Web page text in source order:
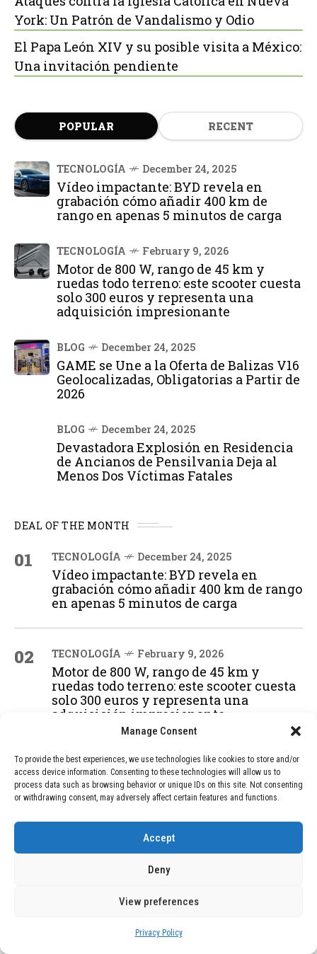
Manage Consent
To provide the best experiences, we use technologies like cookies to store and/or
access device information. Consenting to these technologies will allow us to
process data such as browsing behavior or unique IDs on this site. Not consenting
or withdrawing consent, may adversely affect certain features and functions.
Accept
Deny
View preferences
Privacy Policy
York: Un Patrón de Vandalismo y Odio
El Papa León XIV y su posible visita a México:
Una invitación pendiente
POPULAR RECENT
TECNOLOGÍA December 24, 2025
Vídeo impactante: BYD revela en
grabación cómo añadir 400 km de
rango en apenas 5 minutos de carga
TECNOLOGÍA February 9, 2026
Motor de 800 W, rango de 45 km y
ruedas todo terreno: este scooter cuesta
solo 300 euros y representa una
adquisición impresionante
BLOG December 24, 2025
GAME se Une a la Oferta de Balizas V16
Geolocalizadas, Obligatorias a Partir de
2026
BLOG December 24, 2025
Devastadora Explosión en Residencia
de Ancianos de Pensilvania Deja al
Menos Dos Víctimas Fatales
DEAL OF THE MONTH
01 TECNOLOGÍA December 24, 2025
Vídeo impactante: BYD revela en
grabación cómo añadir 400 km de rango
en apenas 5 minutos de carga
02 TECNOLOGÍA February 9, 2026
Motor de 800 W, rango de 45 km y
ruedas todo terreno: este scooter cuesta
solo 300 euros y representa una
adquisición impresionante
03 BLOG December 24, 2025
GAME se Une a la Oferta de Balizas V16
Geolocalizadas, Obligatorias a Partir de
Devastadora Explosión en Residencia
de Ancianos de Pensilvania Deja al
Menos Dos Víctimas Fatales